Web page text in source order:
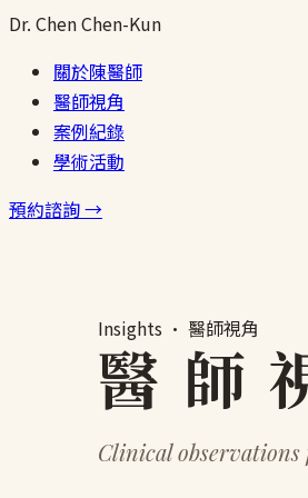
跳
Dr. ChenChen-Kun
關於陳醫師
醫師視角
案例紀錄
學術活動
預約諮詢 →
Insights · 醫師視角
醫 師
Clinical